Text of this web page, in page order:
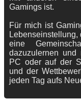
Gamings ist.
Für mich ist
eine
dazuzulernen und
PC oder auf der
und der
jeden Tag aufs